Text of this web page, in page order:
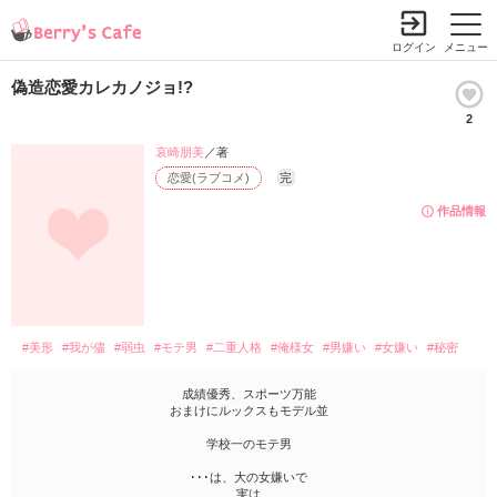
メニュー
ログイン
偽造恋愛カレカノジョ!?
2
作品情報
恋愛(ラブコメ) 完
哀崎朋美／著
#美形 #我が儘 #弱虫 #モテ男 #二重人格 #俺様女 #男嫌い #女嫌い #秘密
成績優秀、スポーツ万能
おまけにルックスもモデル並
学校一のモテ男
･･･は、大の女嫌いで
実は